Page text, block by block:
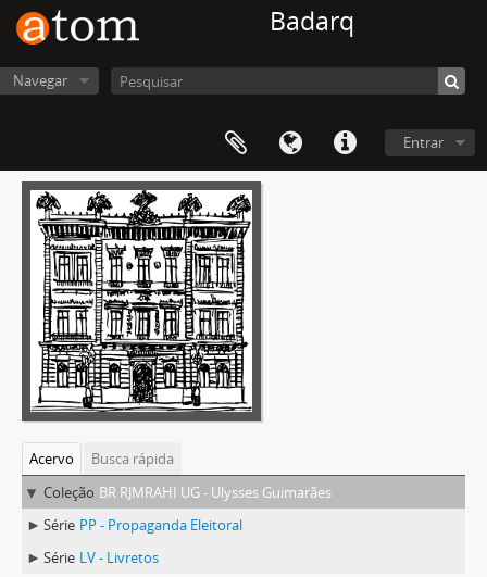
Badarq
Navegar
Entrar
Acervo
Busca rápida
Coleção BR RJMRAHI UG - Ulysses Guimarães
Série PP - Propaganda Eleitoral
Série LV - Livretos